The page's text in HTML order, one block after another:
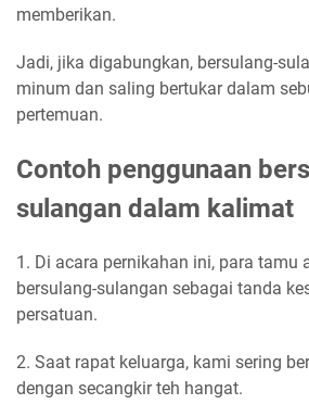
memberikan.
Jadi, jika digabungkan, bersulang-
minum dan saling bertukar dalam
pertemuan.
Contoh penggunaan
sulangan dalam kalimat
1. Di acara pernikahan ini, para tamu
bersulang-sulangan sebagai tanda
persatuan.
2. Saat rapat keluarga, kami sering
dengan secangkir teh hangat.